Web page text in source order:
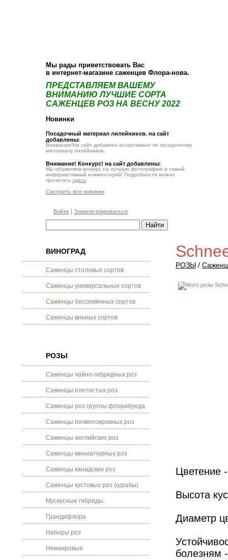
Мы рады приветствовать Вас
в интернет-магазине саженцев Флора-нова.
ПРЕДСТАВЛЯЕМ ВАШЕМУ
ВНИМАНИЮ ЛУЧШИЕ СОРТА
САЖЕНЦЕВ РОЗ НА ВЕСНУ 2022
Новинки
Посадочный материал лилейников. на сайт
добавлены:
Внимание!На сайт добавлен ассортимент по посадочному
материалу лилейников.
Внимание! Конкурс! на сайт добавлены:
Мы объявляем конкурс на лучшую фотографию и самый
информативный комментарий! Подробности можно
прочитать здесь
Смотреть все новинки
Войти Зарегистрироваться
ВИНОГРАД
Саженцы столовых сортов
Саженцы универсальных сортов
Саженцы бессемянных сортов
Саженцы винных сортов
РОЗЫ
Саженцы чайно-гибридных роз
Саженцы плетистых роз
Саженцы роз группы флорибунда
Саженцы почвопокровных роз
Саженцы английских роз
Саженцы миниатюрных роз
Саженцы канадских роз
Саженцы кустовых роз (шрабы)
Мускусные гибриды.
Грандифлора
Наборы роз
Немахровые
РОЗЫ /
Цветение
Высота
Диаметр
болезням